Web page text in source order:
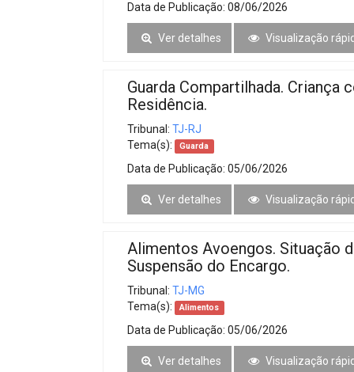
Data de Publicação: 08/06/2026
Ver detalhes Visualização
Guarda Compartilhada. Criança
Residência.
Tribunal: TJ-RJ
Tema(s):
Guarda
Data de Publicação: 05/06/2026
Ver detalhes Visualização
Alimentos Avoengos. Situação
Suspensão do Encargo.
Tribunal: TJ-MG
Tema(s):
Alimentos
Data de Publicação: 05/06/2026
Ver detalhes Visualização